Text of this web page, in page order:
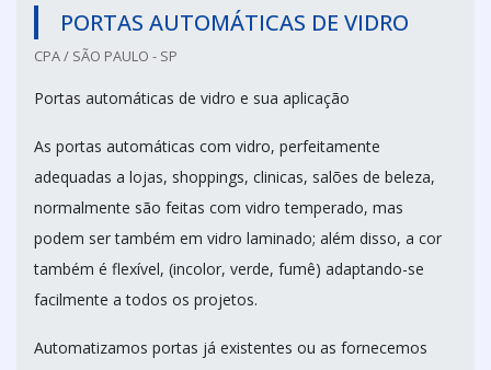
PORTAS AUTOMÁTICAS DE VIDRO
CPA / SÃO PAULO - SP
Portas automáticas de vidro e sua aplicação
As portas automáticas com vidro, perfeitamente
adequadas a lojas, shoppings, clinicas, salões de beleza,
normalmente são feitas com vidro temperado, mas
podem ser também em vidro laminado; além disso, a cor
também é flexível, (incolor, verde, fumê) adaptando-se
facilmente a todos os projetos.
Automatizamos portas já existentes ou as fornecemos